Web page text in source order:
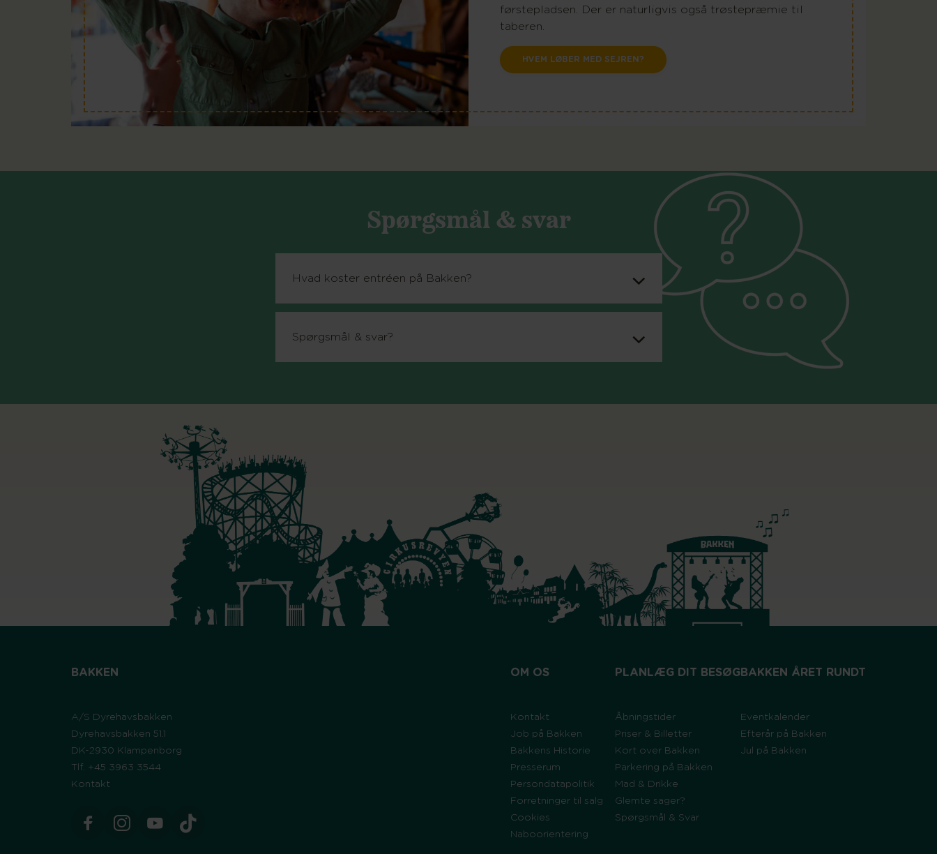
førstepladsen. Der er naturligvis også trøstepræmie til
taberen.
HVEM LØBER MED SEJREN?
Spørgsmål & svar
Hvad koster entréen på Bakken?
Spørgsmål & svar?
BAKKEN
A/S Dyrehavsbakken
Dyrehavsbakken 51.1
DK-2930 Klampenborg
Tlf. +45 3963 3544
Kontakt
OM OS
Kontakt
Job på Bakken
Bakkens Historie
Presserum
Persondatapolitik
Forretninger til salg
Cookies
Naboorientering
PLANLÆG DIT BESØG
Åbningstider
Priser & Billetter
Kort over Bakken
Parkering på Bakken
Mad & Drikke
Glemte sager?
Spørgsmål & Svar
BAKKEN ÅRET RUNDT
Eventkalender
Efterår på Bakken
Jul på Bakken